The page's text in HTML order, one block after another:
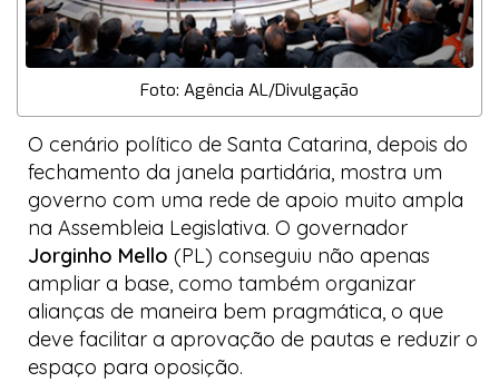
Foto: Agência AL/Divulgação
O cenário político de Santa Catarina, depois do
fechamento da janela partidária, mostra um
governo com uma rede de apoio muito ampla
na Assembleia Legislativa. O governador
Jorginho Mello (PL) conseguiu não apenas
ampliar a base, como também organizar
alianças de maneira bem pragmática, o que
deve facilitar a aprovação de pautas e reduzir o
espaço para oposição.